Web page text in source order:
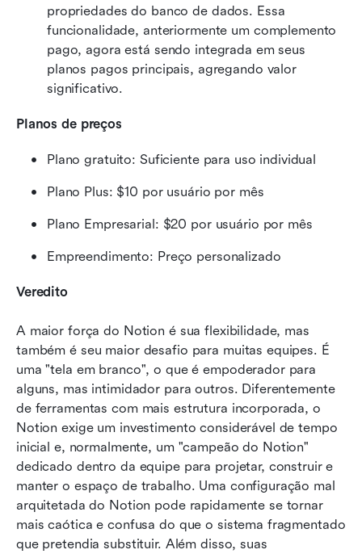
propriedades do banco de dados. Essa
funcionalidade, anteriormente um complemento
pago, agora está sendo integrada em seus
planos pagos principais, agregando valor
significativo.
Planos de preços
Plano gratuito: Suficiente para uso individual
Plano Plus: $10 por usuário por mês
Plano Empresarial: $20 por usuário por mês
Empreendimento: Preço personalizado
Veredito
A maior força do Notion é sua flexibilidade, mas
também é seu maior desafio para muitas equipes. É
uma "tela em branco", o que é empoderador para
alguns, mas intimidador para outros. Diferentemente
de ferramentas com mais estrutura incorporada, o
Notion exige um investimento considerável de tempo
inicial e, normalmente, um "campeão do Notion"
dedicado dentro da equipe para projetar, construir e
manter o espaço de trabalho. Uma configuração mal
arquitetada do Notion pode rapidamente se tornar
mais caótica e confusa do que o sistema fragmentado
que pretendia substituir. Além disso, suas